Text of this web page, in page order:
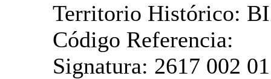
Territorio Histórico:
Código Referencia:
Signatura: 2617 002 01